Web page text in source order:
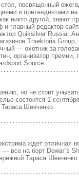
посвященный
и претендентами
никто другой, знают
главный редактор
Quiksilver Russia,
Traektoria
— охотник за
организатор премии,
Source.
но не стоит
состоится 1
Шевченко.
ждет отличная
все на борт Dewar`s
Тараса Шевченко.